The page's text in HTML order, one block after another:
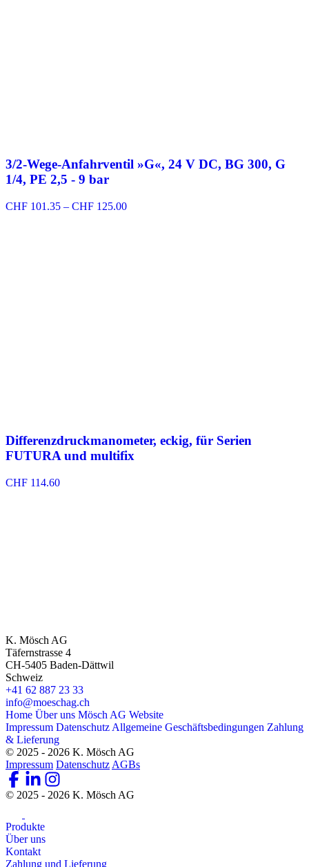
3/2-Wege-Anfahrventil »G«, 24 V DC, BG 300, G
1/4, PE 2,5 - 9 bar
CHF 101.35 – CHF 125.00Preisspanne:
Differenzdruckmanometer, eckig, für Serien
FUTURA und multifix
CHF 114.60
K. Mösch AG
Täfernstrasse 4
CH-5405 Baden-Dättwil
Schweiz
+41 62 887 23 33
info@moeschag.ch
Home Über uns Mösch AG Website
Impressum Datenschutz Allgemeine Geschäftsbedingungen Zahlung
& Lieferung
© 2025 - 2026 K. Mösch AG
Impressum Datenschutz AGBs
© 2025 - 2026 K. Mösch AG
Produkte
Über uns
Kontakt
Zahlung und Lieferung